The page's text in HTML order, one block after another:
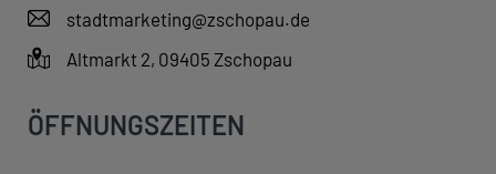
stadtmarketing@zschopau.de
Altmarkt 2, 09405 Zschopau
ÖFFNUNGSZEITEN